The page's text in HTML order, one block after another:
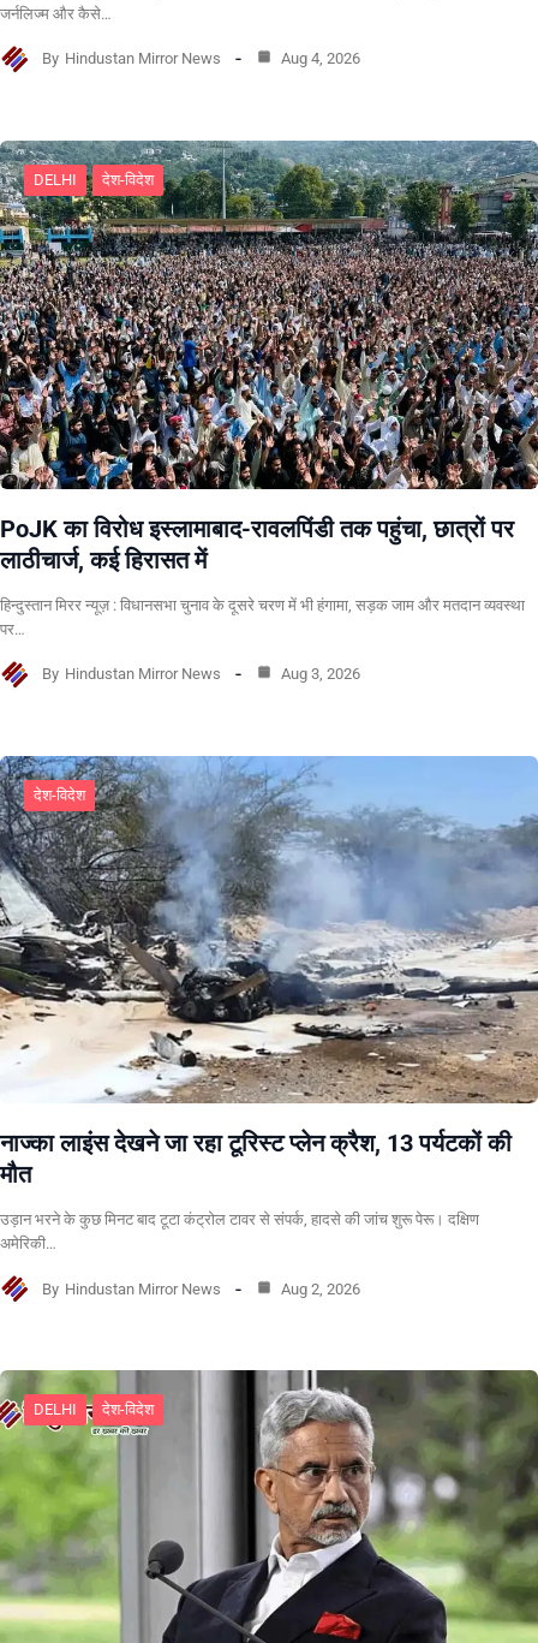
जर्नलिज्म और कैसे…
By Hindustan Mirror News Aug 4, 2026
DELHI देश-विदेश
PoJK का विरोध इस्लामाबाद-रावलपिंडी तक पहुंचा, छात्रों पर
लाठीचार्ज, कई हिरासत में
हिन्दुस्तान मिरर न्यूज़ : विधानसभा चुनाव के दूसरे चरण में भी हंगामा, सड़क जाम और मतदान व्यवस्था
पर…
By Hindustan Mirror News Aug 3, 2026
देश-विदेश
नाज्का लाइंस देखने जा रहा टूरिस्ट प्लेन क्रैश, 13 पर्यटकों की
मौत
उड़ान भरने के कुछ मिनट बाद टूटा कंट्रोल टावर से संपर्क, हादसे की जांच शुरू पेरू। दक्षिण
अमेरिकी…
By Hindustan Mirror News Aug 2, 2026
DELHI देश-विदेश